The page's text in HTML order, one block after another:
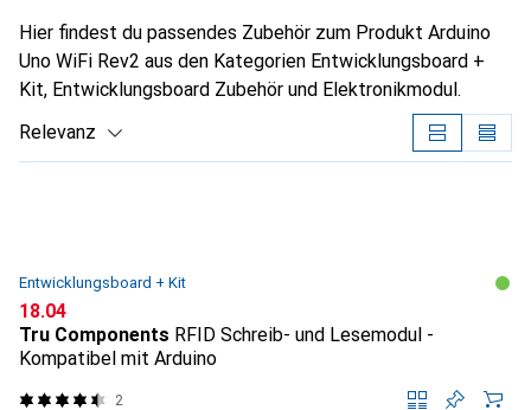
Hier findest du passendes Zubehör zum Produkt Arduino
Uno WiFi Rev2 aus den Kategorien Entwicklungsboard +
Kit, Entwicklungsboard Zubehör und Elektronikmodul.
Relevanz
Entwicklungsboard + Kit
CHF
18.04
Tru Components RFID Schreib- und Lesemodul -
Kompatibel mit Arduino
2